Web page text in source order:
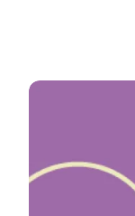
Test af jeres idé